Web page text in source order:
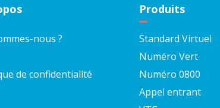
nous ?
de confidentialité
Produits
Standard Virtuel
Numéro Vert
Numéro 0800
Appel entrant